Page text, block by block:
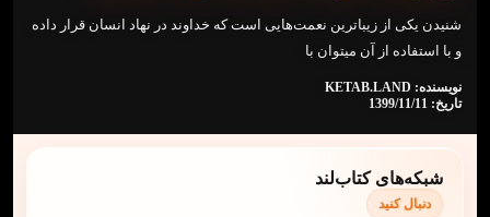
شنیدن یکی از زیباترین نعمت‌هایی است که خداوند در نهاد انسان قرار داده
و با استفاده از آن میتوان با
نویسنده: KETAB.LAND
تاریخ: 1399/11/11
شبکه‌های کتاب‌لند
دنبال کنید